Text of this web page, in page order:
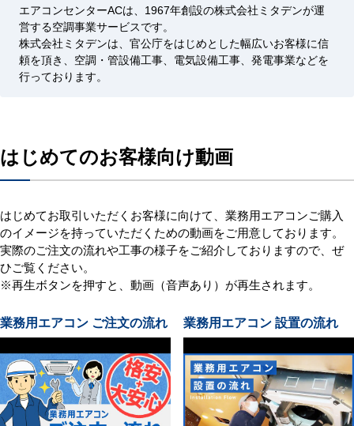
エアコンセンターACは、1967年創設の株式会社ミタデンが運
営する空調事業サービスです。
株式会社ミタデンは、官公庁をはじめとした幅広いお客様に信
頼を頂き、空調・管設備工事、電気設備工事、発電事業などを
行っております。
はじめてのお客様向け動画
はじめてお取引いただくお客様に向けて、業務用エアコンご購入
のイメージを持っていただくための動画をご用意しております。
実際のご注文の流れや工事の様子をご紹介しておりますので、ぜ
ひご覧ください。
※再生ボタンを押すと、動画（音声あり）が再生されます。
業務用エアコン ご注文の流れ 業務用エアコン 設置の流れ